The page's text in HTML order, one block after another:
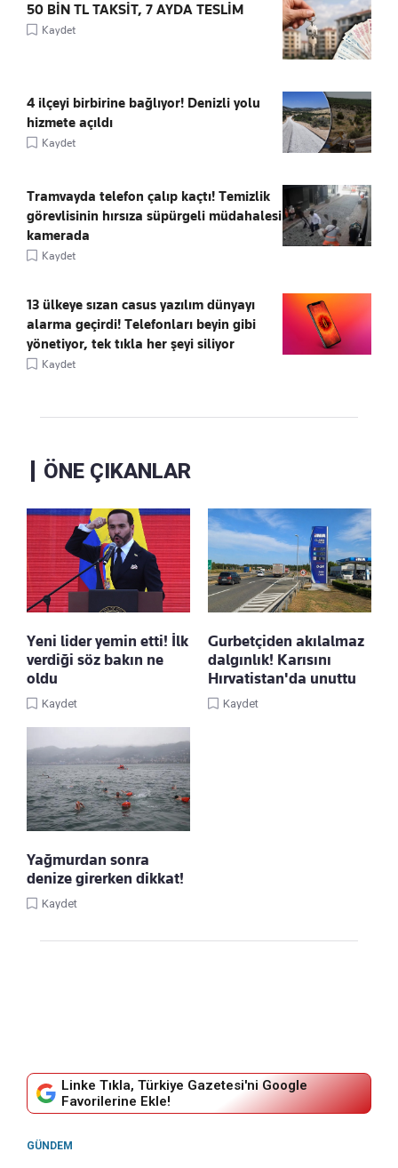
50 BİN TL TAKSİT, 7 AYDA TESLİM
Kaydet
4 ilçeyi birbirine bağlıyor! Denizli yolu
hizmete açıldı
Kaydet
Tramvayda telefon çalıp kaçtı! Temizlik
görevlisinin hırsıza süpürgeli müdahalesi
kamerada
Kaydet
13 ülkeye sızan casus yazılım dünyayı
alarma geçirdi! Telefonları beyin gibi
yönetiyor, tek tıkla her şeyi siliyor
Kaydet
ÖNE ÇIKANLAR
Yeni lider yemin etti! İlk
verdiği söz bakın ne
oldu
Kaydet
Gurbetçiden akılalmaz
dalgınlık! Karısını
Hırvatistan'da unuttu
Kaydet
Yağmurdan sonra
denize girerken dikkat!
Kaydet
Linke Tıkla, Türkiye Gazetesi'ni Google
Favorilerine Ekle!
GÜNDEM